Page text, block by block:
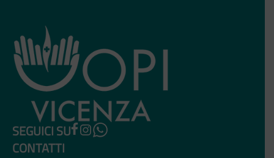
SEGUICI SU
CONTATTI